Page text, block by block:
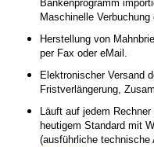
Bankenprogramm
Maschinelle
Herstellung von
per Fax oder eMail.
Elektronischer Versand
Fristverlängerung,
Läuft auf jedem
heutigem Standard mit
(ausführliche technische